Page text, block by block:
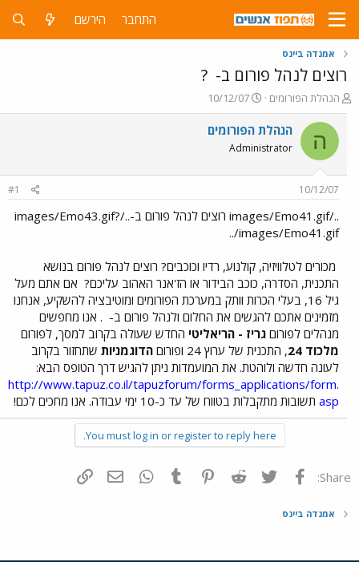
התחבר הירשם
אמנדה ביינס
רוצים לנהל פורום ב- ?
פ
ו
ת
ח
ה
ש
הנהלת הפורומים
פ
ו
ר
ם
ר
י
ך
10/12/07
ה הנהלת הפורומים
Administrator
10/12/07
#1
../images/Emo41.gif רוצים לנהל פורום ב-../images/Emo43.gif?
../images/Emo41.gif
מכורים לטלוויזיה, קולנוע, רדיו וכוכבים? רוצים לנהל פורום בנושא
התכנית, הסדרה, כוכב הבידור או הז'אנר האהוב עליכם? אם אתם מעל
גיל 16, בעלי הכרות וותק במערכת הפורומים ומוטיבציה להשקיע, אנחנו
מזמינים אתכם להגשים את החלום ולנהל פורום ב- . אנו מחפשים
מנהלים לפורום גריז - הריאליטי החדש שעולה בקרוב למסך, לפורום
מלכוד 24
, התכנית של ערוץ 24 ופורום הדוגמניות שתחזור בקרוב
לעונה חדשה ולוהטת. את המועמדות ניתן להגיש דרך הטופס הבא:
http://www.tapuz.co.il/tapuzforum/forms_applications/form.
asp תשובות מתקבלות בטווח של עד כ-10 ימי עבודה. אנו מחכים לכם!
You must log in or register to reply here.
Share: פייסבוק Twitter
Reddit
Pinterest
Tumblr
WhatsAppדואר אלקטרוני
אמנדה ביינס